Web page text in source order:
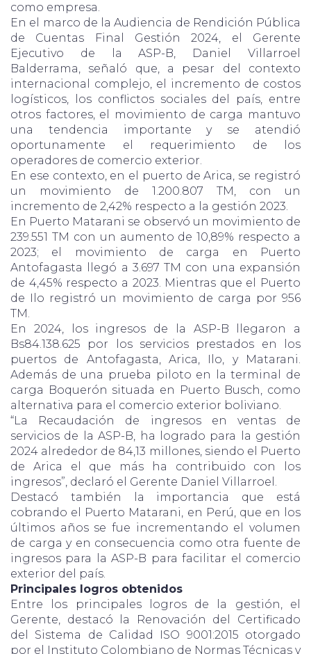
como empresa.
En el marco de la Audiencia de Rendición Pública
de Cuentas Final Gestión 2024, el Gerente
Ejecutivo de la ASP-B, Daniel Villarroel
Balderrama, señaló que, a pesar del contexto
internacional complejo, el incremento de costos
logísticos, los conflictos sociales del país, entre
otros factores, el movimiento de carga mantuvo
una tendencia importante y se atendió
oportunamente el requerimiento de los
operadores de comercio exterior.
En ese contexto, en el puerto de Arica, se registró
un movimiento de 1.200.807 TM, con un
incremento de 2,42% respecto a la gestión 2023.
En Puerto Matarani se observó un movimiento de
239.551 TM con un aumento de 10,89% respecto a
2023; el movimiento de carga en Puerto
Antofagasta llegó a 3.697 TM con una expansión
de 4,45% respecto a 2023. Mientras que el Puerto
de Ilo registró un movimiento de carga por 956
TM.
En 2024, los ingresos de la ASP-B llegaron a
Bs84.138.625 por los servicios prestados en los
puertos de Antofagasta, Arica, Ilo, y Matarani.
Además de una prueba piloto en la terminal de
carga Boquerón situada en Puerto Busch, como
alternativa para el comercio exterior boliviano.
“La Recaudación de ingresos en ventas de
servicios de la ASP-B, ha logrado para la gestión
2024 alrededor de 84,13 millones, siendo el Puerto
de Arica el que más ha contribuido con los
ingresos”, declaró el Gerente Daniel Villarroel.
Destacó también la importancia que está
cobrando el Puerto Matarani, en Perú, que en los
últimos años se fue incrementando el volumen
de carga y en consecuencia como otra fuente de
ingresos para la ASP-B para facilitar el comercio
exterior del país.
Principales logros obtenidos
Entre los principales logros de la gestión, el
Gerente, destacó la Renovación del Certificado
del Sistema de Calidad ISO 9001:2015 otorgado
por el Instituto Colombiano de Normas Técnicas y